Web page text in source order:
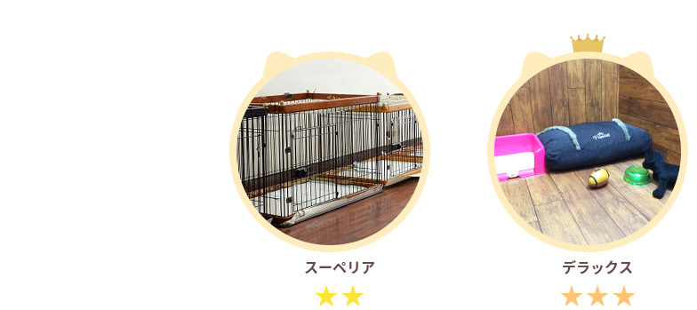
スーペリア デラックス